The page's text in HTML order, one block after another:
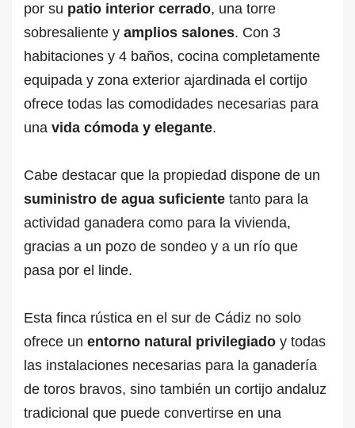
por su patio interior cerrado, una torre
sobresaliente y amplios salones. Con 3
habitaciones y 4 baños, cocina completamente
equipada y zona exterior ajardinada el cortijo
ofrece todas las comodidades necesarias para
una vida cómoda y elegante.
Cabe destacar que la propiedad dispone de un
suministro de agua suficiente tanto para la
actividad ganadera como para la vivienda,
gracias a un pozo de sondeo y a un río que
pasa por el linde.
Esta finca rústica en el sur de Cádiz no solo
ofrece un entorno natural privilegiado y todas
las instalaciones necesarias para la ganadería
de toros bravos, sino también un cortijo andaluz
tradicional que puede convertirse en una